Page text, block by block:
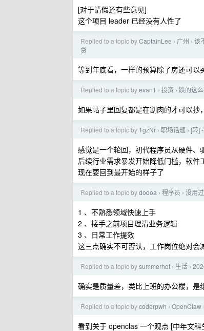
[对于请假还有些意见]
这个项目 leader 已经没有人性了
Replied to a topic byCaptainLee › 广州 › 该
贷
等到年底看，一样的预算除了房还可以
Replied to a topic byevan1 › 投资 › 跌的这
如果帖子里回复都是在割肉的才可以抄
Replied to a topic by 1gzNr › 职场话题 › [转]
感觉是一个轮回，初代程序员从硬件、
后续行业需求暴发开始降低门槛，软件
现在要回到最开始的样子了
Replied to a topic bydodoa › 程序员 › 没用
1 、不熟悉领域快速上手
2 、接手之前项目理清业务逻辑
3 、日常工作提效
这三点确实不可否认，工作岗位绝对
Replied to a topic bysummerhot › 生活 ›
确实是质量差，类比上班的办公楼，
Replied to a topic bycoderpwh › OpenClaw ›
看到关于 openclas 一个观点 [中年文科